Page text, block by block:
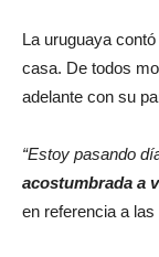
La uruguaya
casa. De todos
adelante con su
“Estoy pasando
acostumbrada a
en referencia a